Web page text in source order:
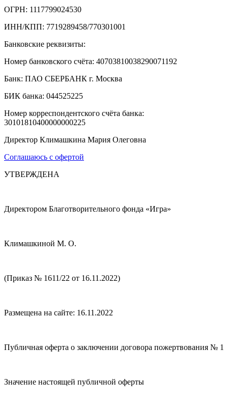
ОГРН: 1117799024530
ИНН/КПП: 7719289458/770301001
Банковские реквизиты:
Номер банковского счёта: 40703810038290071192
Банк: ПАО СБЕРБАНК г. Москва
БИК банка: 044525225
Номер корреспондентского счёта банка:
30101810400000000225
Директор Климашкина Мария Олеговна
Соглашаюсь с офертой
УТВЕРЖДЕНА
Директором Благотворительного фонда «Игра»
Климашкиной М. О.
(Приказ № 1611/22 от 16.11.2022)
Размещена на сайте: 16.11.2022
Публичная оферта о заключении договора пожертвования № 1
Значение настоящей публичной оферты